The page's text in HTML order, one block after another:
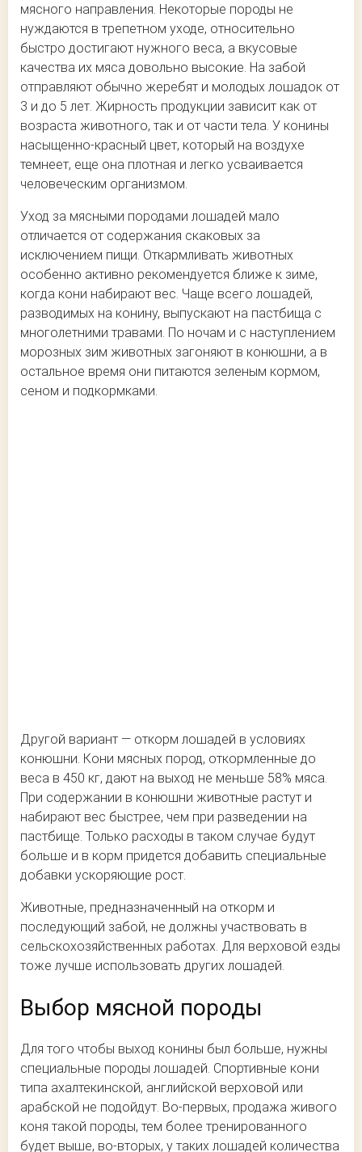
мясного направления. Некоторые породы не
нуждаются в трепетном уходе, относительно
быстро достигают нужного веса, а вкусовые
качества их мяса довольно высокие. На забой
отправляют обычно жеребят и молодых лошадок от
3 и до 5 лет. Жирность продукции зависит как от
возраста животного, так и от части тела. У конины
насыщенно-красный цвет, который на воздухе
темнеет, еще она плотная и легко усваивается
человеческим организмом.
Уход за мясными породами лошадей мало
отличается от содержания скаковых за
исключением пищи. Откармливать животных
особенно активно рекомендуется ближе к зиме,
когда кони набирают вес. Чаще всего лошадей,
разводимых на конину, выпускают на пастбища с
многолетними травами. По ночам и с наступлением
морозных зим животных загоняют в конюшни, а в
остальное время они питаются зеленым кормом,
сеном и подкормками.
Другой вариант — откорм лошадей в условиях
конюшни. Кони мясных пород, откормленные до
веса в 450 кг, дают на выход не меньше 58% мяса.
При содержании в конюшни животные растут и
набирают вес быстрее, чем при разведении на
пастбище. Только расходы в таком случае будут
больше и в корм придется добавить специальные
добавки ускоряющие рост.
Животные, предназначенный на откорм и
последующий забой, не должны участвовать в
сельскохозяйственных работах. Для верховой езды
тоже лучше использовать других лошадей.
Выбор мясной породы
Для того чтобы выход конины был больше, нужны
специальные породы лошадей. Спортивные кони
типа ахалтекинской, английской верховой или
арабской не подойдут. Во-первых, продажа живого
коня такой породы, тем более тренированного
будет выше, во-вторых, у таких лошадей количества